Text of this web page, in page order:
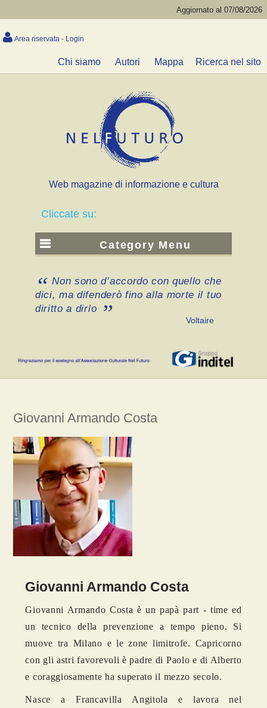
Aggiornato al 07/08/2026
Area riservata - Login
Chi siamo Autori Mappa Ricerca nel sito
Web magazine di informazione e cultura
Cliccate su:
Category Menu
Non sono d’accordo con quello che
dici, ma difenderò fino alla morte il tuo
diritto a dirlo
Voltaire
Giovanni Armando Costa
Giovanni Armando Costa
Giovanni Armando Costa è un papà part - time ed
un tecnico della prevenzione a tempo pieno. Si
muove tra Milano e le zone limitrofe. Capricorno
con gli astri favorevoli è padre di Paolo e di Alberto
e coraggiosamente ha superato il mezzo secolo.
Nasce a Francavilla Angitola e lavora nel